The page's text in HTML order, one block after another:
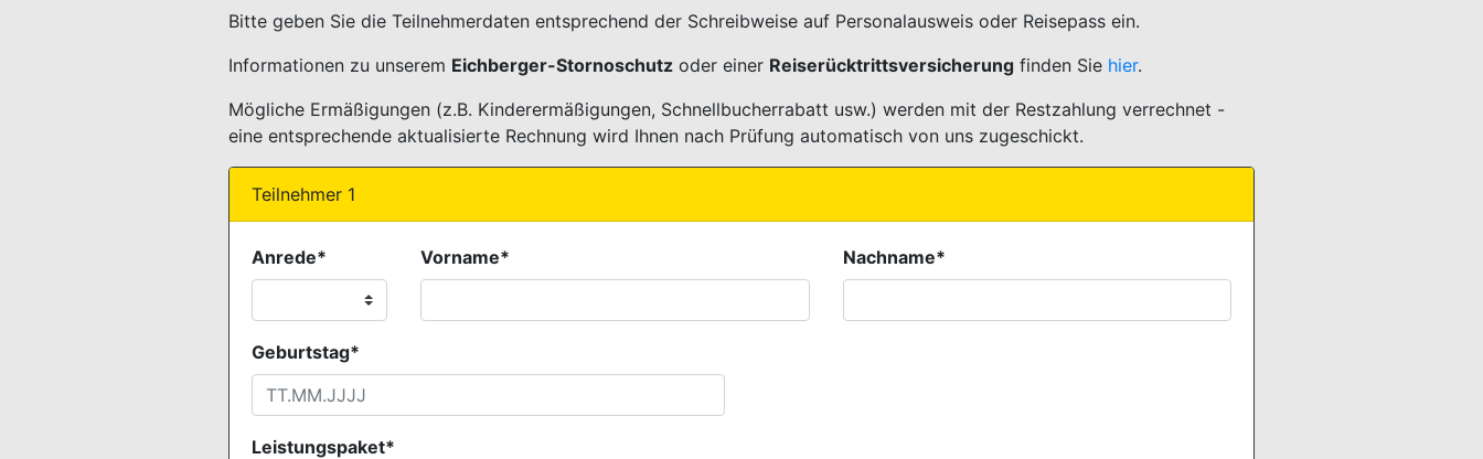
Bitte geben Sie die Teilnehmerdaten entsprechend der Schreibweise auf Personalausweis oder Reisepass ein.
Informationen zu unserem Eichberger-Stornoschutz oder einer Reiserücktrittsversicherung finden Sie hier.
Mögliche Ermäßigungen (z.B. Kinderermäßigungen, Schnellbucherrabatt usw.) werden mit der Restzahlung verrechnet -
eine entsprechende aktualisierte Rechnung wird Ihnen nach Prüfung automatisch von uns zugeschickt.
Teilnehmer 1
Anrede* Vorname* Nachname*
Geburtstag*
Leistungspaket*